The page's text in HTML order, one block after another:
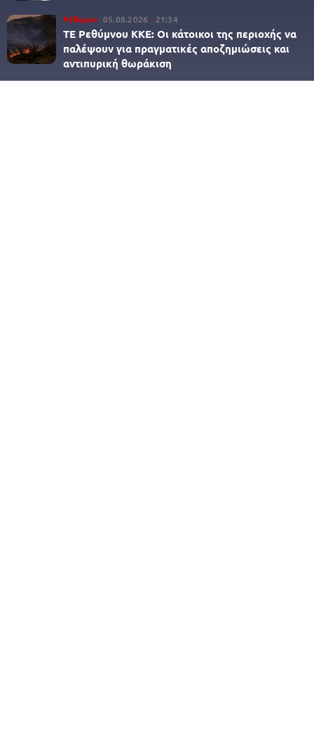
Ρέθυμνο 05.08.2026 21:34
ΤΕ Ρεθύμνου ΚΚΕ: Οι κάτοικοι της περιοχής να
παλέψουν για πραγματικές αποζημιώσεις και
αντιπυρική θωράκιση